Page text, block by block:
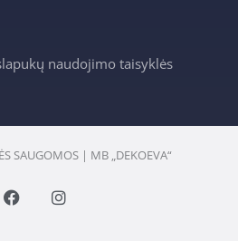
naudojimo taisyklės
SAUGOMOS | MB „DEKOEVA“
F
a
I
n